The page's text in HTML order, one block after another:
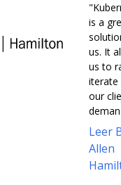
is a
us. It
us to
iterate
our
Leer
Allen